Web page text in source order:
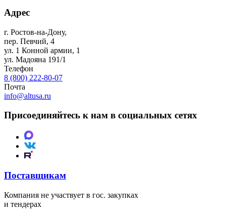
Адрес
г. Ростов-на-Дону,
пер. Певчий, 4
ул. 1 Конной армии, 1
ул. Мадояна 191/1
Телефон
8 (800) 222-80-07
Почта
info@altusa.ru
Присоединяйтесь к нам в социальных сетях
Поставщикам
Компания не участвует в гос. закупках
и тендерах